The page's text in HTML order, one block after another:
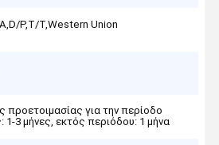
P,T/T,Western Union
προετοιμασίας για την περίοδο
1-3 μήνες, εκτός περιόδου: 1 μήνα